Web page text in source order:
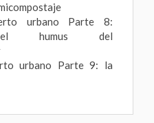
urbano Parte 8:
humus del
urbano Parte 9: la